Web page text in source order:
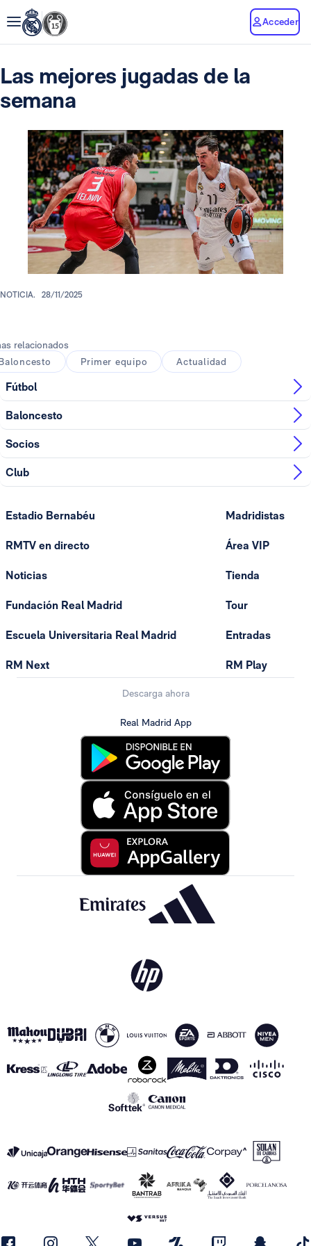
Acceder
Las mejores jugadas de la
semana
NOTICIA. 28/11/2025
relacionados
Primer equipo Actualidad
Fútbol
Baloncesto
Socios
Club
Estadio Bernabéu
RMTV en directo
Noticias
Fundación Real Madrid
Escuela Universitaria Real Madrid
RM Next
Madridistas
Área VIP
Tienda
Tour
Entradas
RM Play
Descarga ahora
Real Madrid App